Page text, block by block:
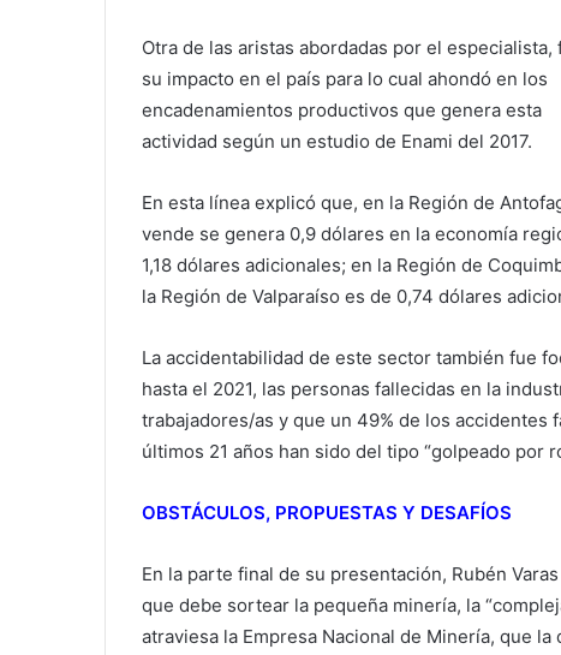
Otra de las aristas abordadas por el especialista,
su impacto en el país para lo cual ahondó en los
encadenamientos productivos que genera esta
actividad según un estudio de Enami del 2017.
En esta línea explicó que, en la Región de
vende se genera 0,9 dólares en la economía
1,18 dólares adicionales; en la Región de
la Región de Valparaíso es de 0,74 dólares
La accidentabilidad de este sector también fue
hasta el 2021, las personas fallecidas en la
trabajadores/as y que un 49% de los
últimos 21 años han sido del tipo “golpeado por
OBSTÁCULOS, PROPUESTAS Y DESAFÍOS
En la parte final de su presentación, Rubén
que debe sortear la pequeña minería, la
atraviesa la Empresa Nacional de Minería, que